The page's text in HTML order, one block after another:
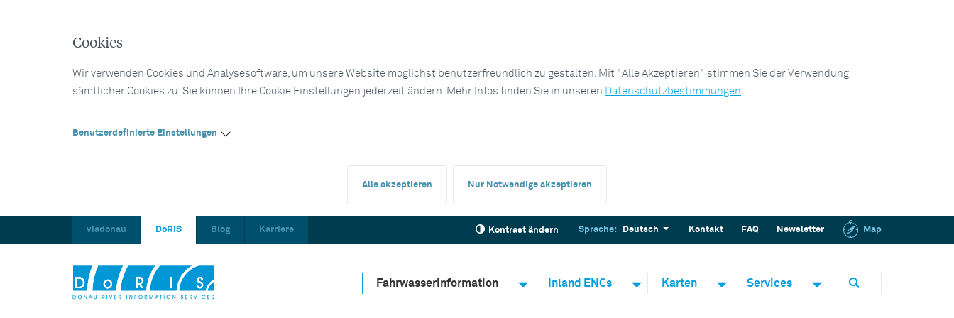
Cookies
Wir verwenden Cookies und Analysesoftware, um unsere Website möglichst benutzerfreundlich zu gestalten. Mit "Alle Akzeptieren" stimmen Sie der Verwendung
sämtlicher Cookies zu. Sie können Ihre Cookie Einstellungen jederzeit ändern. Mehr Infos finden Sie in unseren Datenschutzbestimmungen.
Benutzerdefinierte Einstellungen
Alle akzeptieren Nur Notwendige akzeptieren
viadonau DoRIS Blog Karriere Kontrast ändern Sprache: Deutsch Kontakt FAQ Newsletter Map
Fahrwasserinformation Inland ENCs Karten Services